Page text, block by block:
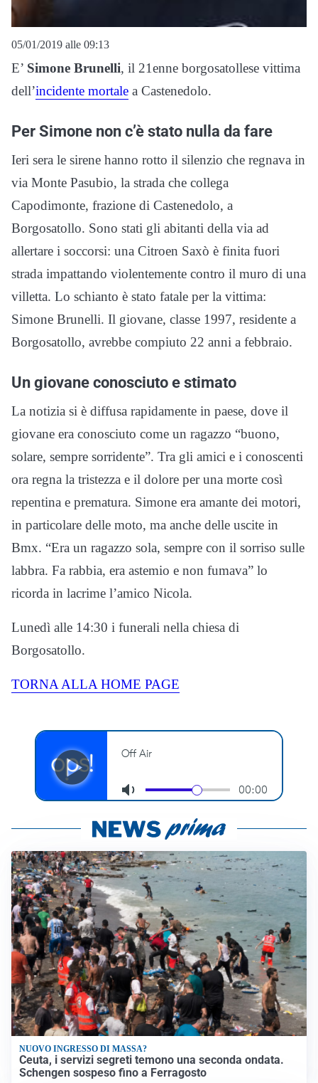
05/01/2019 alle 09:13
E’ Simone Brunelli, il 21enne borgosatollese vittima
dell’incidente mortale a Castenedolo.
Per Simone non c’è stato nulla da fare
Ieri sera le sirene hanno rotto il silenzio che regnava in
via Monte Pasubio, la strada che collega
Capodimonte, frazione di Castenedolo, a
Borgosatollo. Sono stati gli abitanti della via ad
allertare i soccorsi: una Citroen Saxò è finita fuori
strada impattando violentemente contro il muro di una
villetta. Lo schianto è stato fatale per la vittima:
Simone Brunelli. Il giovane, classe 1997, residente a
Borgosatollo, avrebbe compiuto 22 anni a febbraio.
Un giovane conosciuto e stimato
La notizia si è diffusa rapidamente in paese, dove il
giovane era conosciuto come un ragazzo “buono,
solare, sempre sorridente”. Tra gli amici e i conoscenti
ora regna la tristezza e il dolore per una morte così
repentina e prematura. Simone era amante dei motori,
in particolare delle moto, ma anche delle uscite in
Bmx. “Era un ragazzo sola, sempre con il sorriso sulle
labbra. Fa rabbia, era astemio e non fumava” lo
ricorda in lacrime l’amico Nicola.
Lunedì alle 14:30 i funerali nella chiesa di
Borgosatollo.
TORNA ALLA HOME PAGE
NUOVO INGRESSO DI MASSA?
Ceuta, i servizi segreti temono una seconda ondata.
Schengen sospeso fino a Ferragosto